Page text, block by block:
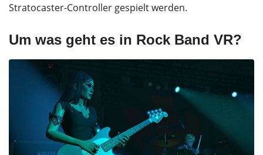
Stratocaster-Controller gespielt werden.
Um was geht es in Rock Band VR?